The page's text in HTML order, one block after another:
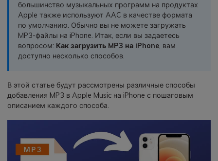
фотографии, видео и многое
другое со смартфона на смартфон,
со смартфона на ПК и наоборот.
Резервное копирование и
Создавайте резервные копии для
18+ типов данных и данных
WhatsApp на ПК. С легкостью
Перенос плейлистов
большинство музыкальных программ на продуктах
Apple также используют AAC в качестве формата
по умолчанию. Обычно вы не можете загружать
MP3-файлы на iPhone. Итак, если вы задаетесь
вопросом: Как загрузить MP3 на iPhone, вам
доступно несколько способов.
В этой статье будут рассмотрены различные способы
добавления MP3 в Apple Music на iPhone с пошаговым
описанием каждого способа.